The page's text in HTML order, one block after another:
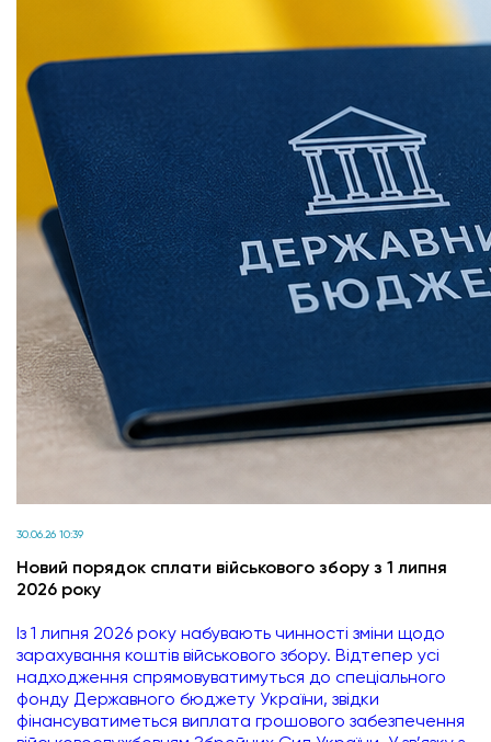
30.06.26 10:39
Новий порядок сплати військового збору з 1 липня
2026 року
Із 1 липня 2026 року набувають чинності зміни щодо
зарахування коштів військового збору. Відтепер усі
надходження спрямовуватимуться до спеціального
фонду Державного бюджету України, звідки
фінансуватиметься виплата грошового забезпечення